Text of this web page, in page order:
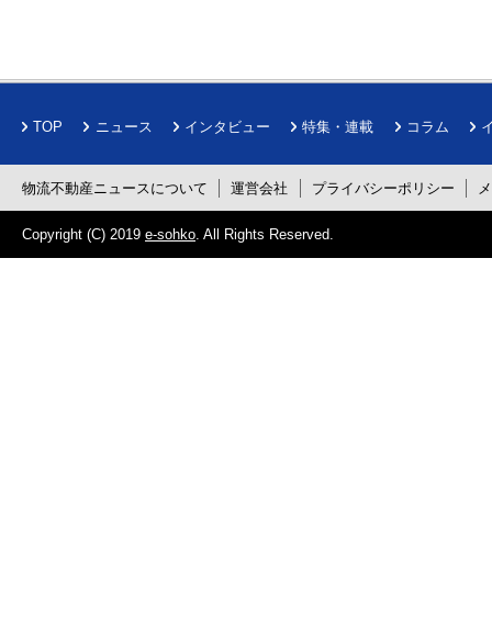
TOP ニュース インタビュー 特集・連載 コラム
物流不動産ニュースについて 運営会社 プライバシーポリシー
Copyright (C) 2019 e-sohko. All Rights Reserved.